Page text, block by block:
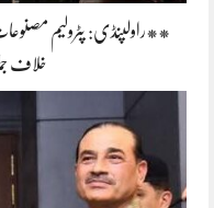
**راولپنڈی: پٹرولیم
خلاف